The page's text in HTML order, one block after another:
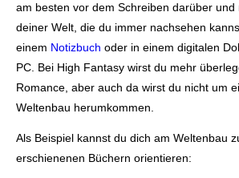
am besten vor dem Schreiben darüber und
deiner Welt, die du immer nachsehen
einem Notizbuch oder in einem digitalen
PC. Bei High Fantasy wirst du mehr
Romance, aber auch da wirst du nicht um
Weltenbau herumkommen.
Als Beispiel kannst du dich am Weltenbau
erschienenen Büchern orientieren: